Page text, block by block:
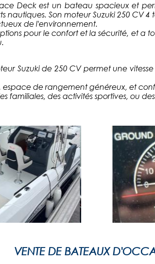
Deck est un bateau spacieux et
nautiques. Son moteur Suzuki 250 CV
de l'environnement.
pour le confort et la sécurité, et a
Suzuki de 250 CV permet une
de rangement généreux, et
familiales, des activités sportives, ou
VENTE DE BATEAUX